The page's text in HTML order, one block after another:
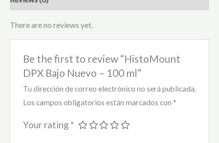
There are no reviews yet.
Be the first to review “HistoMount
DPX Bajo Nuevo – 100 ml”
Tu dirección de correo electrónico no será publicada.
Los campos obligatorios están marcados con *
Your rating *